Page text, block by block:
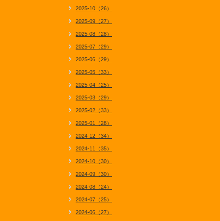
2025-10（26）
2025-09（27）
2025-08（28）
2025-07（29）
2025-06（29）
2025-05（33）
2025-04（25）
2025-03（29）
2025-02（33）
2025-01（28）
2024-12（34）
2024-11（35）
2024-10（30）
2024-09（30）
2024-08（24）
2024-07（25）
2024-06（27）